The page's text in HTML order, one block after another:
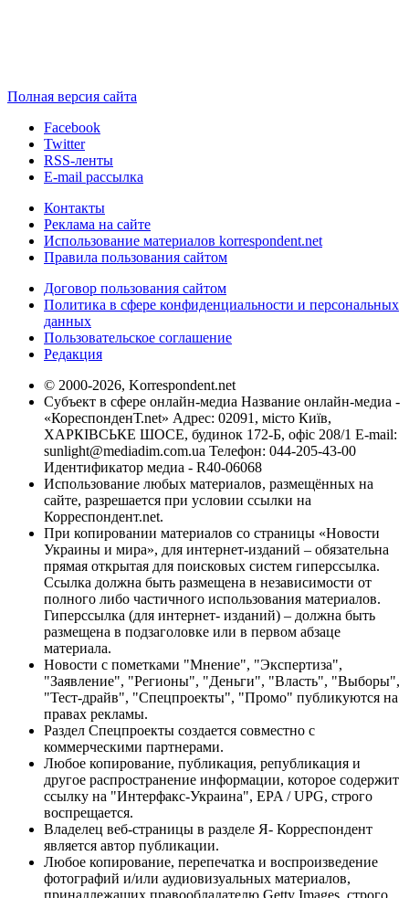
Полная версия сайта
Facebook
Twitter
RSS-ленты
E-mail рассылка
Контакты
Реклама на сайте
Использование материалов korrespondent.net
Правила пользования сайтом
Договор пользования сайтом
Политика в сфере конфиденциальности и персональных
данных
Пользовательское соглашение
Редакция
© 2000-2026, Korrespondent.net
Субъект в сфере онлайн-медиа Название онлайн-медиа -
«КореспонденТ.net» Адрес: 02091, місто Київ,
ХАРКІВСЬКЕ ШОСЕ, будинок 172-Б, офіс 208/1 E-mail:
sunlight@mediadim.com.ua Телефон: 044-205-43-00
Идентификатор медиа - R40-06068
Использование любых материалов, размещённых на
сайте, разрешается при условии ссылки на
Корреспондент.net.
При копировании материалов со страницы «Новости
Украины и мира», для интернет-изданий – обязательна
прямая открытая для поисковых систем гиперссылка.
Ссылка должна быть размещена в независимости от
полного либо частичного использования материалов.
Гиперссылка (для интернет- изданий) – должна быть
размещена в подзаголовке или в первом абзаце
материала.
Новости с пометками "Мнение", "Экспертиза",
"Заявление", "Регионы", "Деньги", "Власть", "Выборы",
"Тест-драйв", "Спецпроекты", "Промо" публикуются на
правах рекламы.
Раздел Спецпроекты создается совместно с
коммерческими партнерами.
Любое копирование, публикация, републикация и
другое распространение информации, которое содержит
ссылку на "Интерфакс-Украина", EPA / UPG, строго
воспрещается.
Владелец веб-страницы в разделе Я- Корреспондент
является автор публикации.
Любое копирование, перепечатка и воспроизведение
фотографий и/или аудиовизуальных материалов,
принадлежащих правообладателю Getty Images, строго